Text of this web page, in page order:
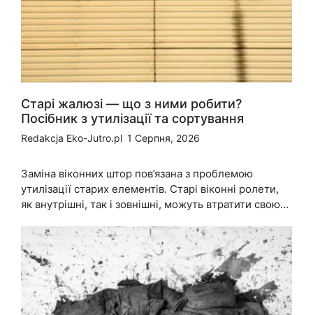
Старі жалюзі — що з ними робити?
Посібник з утилізації та сортування
Redakcja Eko-Jutro.pl 1 Серпня, 2026
Заміна віконних штор пов’язана з проблемою
утилізації старих елементів. Старі віконні ролети,
як внутрішні, так і зовнішні, можуть втратити свою…